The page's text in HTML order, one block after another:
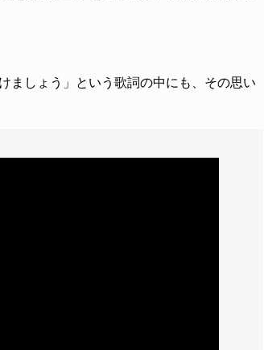
ましょう」という歌詞の中にも、その思い